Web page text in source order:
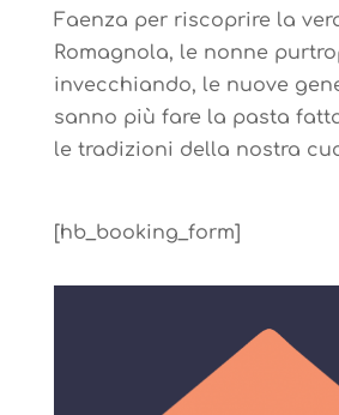
Faenza per riscoprire la
Romagnola, le nonne
invecchiando, le nuove
sanno più fare la pasta
le tradizioni della nostra
[hb_booking_form]